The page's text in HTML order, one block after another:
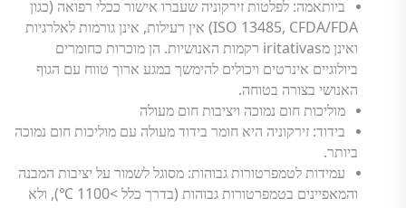
ביותאמה: לפלטות זירקוניה שעברו אישור ככלי רפואה (כגון
ISO 13485, CFDA/FDA) אין רעילות, אינן גורמות לאלרגיות
ואינן מiritativas רקמות האנושיות. הן מוכרות כחומרים
ביולוגיים אינרטים ויכולים להימשך במגע ארוך טווח עם הגוף
האנושי בצורה בטוחה.
מוליכות חום נמוכה ויציבות חום מעולה
בידוד: זירקוניה היא חומר בידוד מעולה עם מוליכות חום נמוכה
ביותר.
עמידות לטמפרטורות גבוהות: מסוגל לשמור על יציבות המבנה
והמאפיינים בטמפרטורות גבוהות (בדרך כלל >1100
℃), ולא